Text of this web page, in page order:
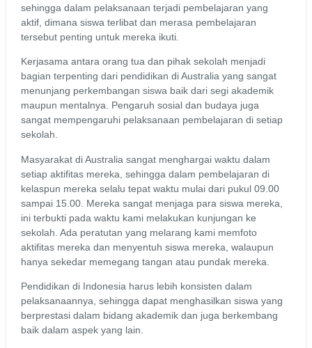
sehingga dalam pelaksanaan terjadi pembelajaran yang
aktif, dimana siswa terlibat dan merasa pembelajaran
tersebut penting untuk mereka ikuti.
Kerjasama antara orang tua dan pihak sekolah menjadi
bagian terpenting dari pendidikan di Australia yang sangat
menunjang perkembangan siswa baik dari segi akademik
maupun mentalnya. Pengaruh sosial dan budaya juga
sangat mempengaruhi pelaksanaan pembelajaran di setiap
sekolah.
Masyarakat di Australia sangat menghargai waktu dalam
setiap aktifitas mereka, sehingga dalam pembelajaran di
kelaspun mereka selalu tepat waktu mulai dari pukul 09.00
sampai 15.00. Mereka sangat menjaga para siswa mereka,
ini terbukti pada waktu kami melakukan kunjungan ke
sekolah. Ada peratutan yang melarang kami memfoto
aktifitas mereka dan menyentuh siswa mereka, walaupun
hanya sekedar memegang tangan atau pundak mereka.
Pendidikan di Indonesia harus lebih konsisten dalam
pelaksanaannya, sehingga dapat menghasilkan siswa yang
berprestasi dalam bidang akademik dan juga berkembang
baik dalam aspek yang lain.